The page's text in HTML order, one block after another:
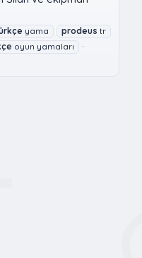
yama prodeus tr
oyun yamaları